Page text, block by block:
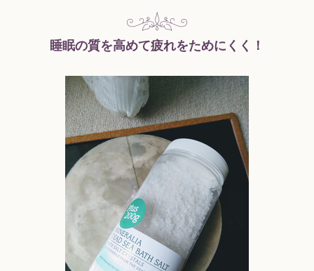
睡眠の質を高めて疲れをためにくく！